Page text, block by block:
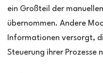
ein Großteil der
übernommen. Andere
Informationen versorgt,
Steuerung ihrer Prozesse